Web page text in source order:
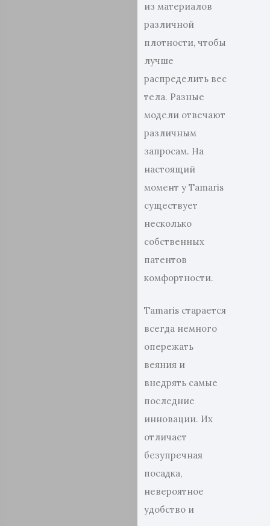
из материалов
различной
плотности, чтобы
лучше
распределить вес
тела. Разные
модели отвечают
различным
запросам. На
настоящий
момент у Tamaris
существует
несколько
собственных
патентов
комфортности.
Tamaris старается
всегда немного
опережать
веяния и
внедрять самые
последние
инновации. Их
отличает
безупречная
посадка,
невероятное
удобство и